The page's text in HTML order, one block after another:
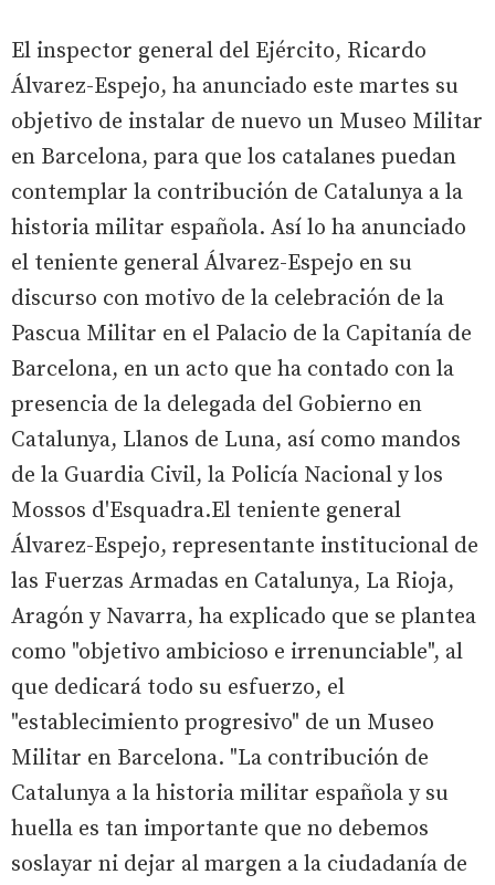
El inspector general del Ejército, Ricardo
Álvarez-Espejo, ha anunciado este martes su
objetivo de instalar de nuevo un Museo Militar
en Barcelona, para que los catalanes puedan
contemplar la contribución de Catalunya a la
historia militar española. Así lo ha anunciado
el teniente general Álvarez-Espejo en su
discurso con motivo de la celebración de la
Pascua Militar en el Palacio de la Capitanía de
Barcelona, en un acto que ha contado con la
presencia de la delegada del Gobierno en
Catalunya, Llanos de Luna, así como mandos
de la Guardia Civil, la Policía Nacional y los
Mossos d'Esquadra.El teniente general
Álvarez-Espejo, representante institucional de
las Fuerzas Armadas en Catalunya, La Rioja,
Aragón y Navarra, ha explicado que se plantea
como "objetivo ambicioso e irrenunciable", al
que dedicará todo su esfuerzo, el
"establecimiento progresivo" de un Museo
Militar en Barcelona. "La contribución de
Catalunya a la historia militar española y su
huella es tan importante que no debemos
soslayar ni dejar al margen a la ciudadanía de